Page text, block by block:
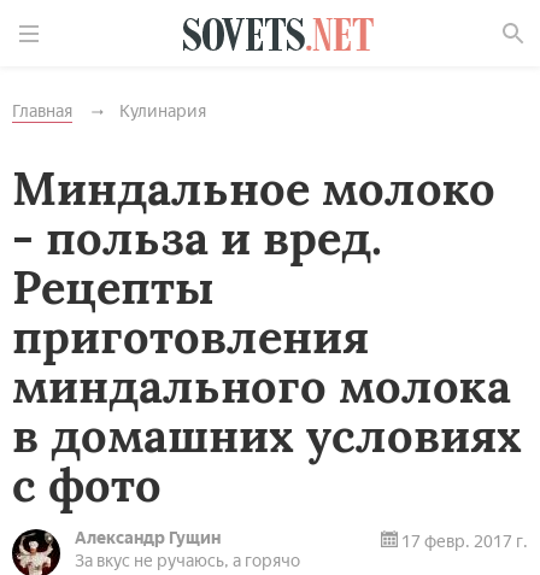
Главная Кулинария
Миндальное молоко
- польза и вред.
Рецепты
приготовления
миндального молока
в домашних условиях
с фото
Александр Гущин
За вкус не ручаюсь, а горячо
17 февр. 2017 г.